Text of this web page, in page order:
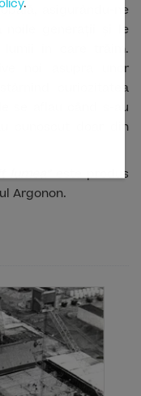
.
asigurându-ne
noile generații și le
lumii în care trăim.
noi asupra unor
curiozitatea
se aflau când s-au
cunoscut doar din
lumea”
este produs
Argonon.